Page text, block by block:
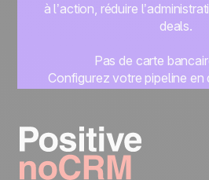
à l’action, réduire
deals.
Pas de carte
Configurez votre pipeline en